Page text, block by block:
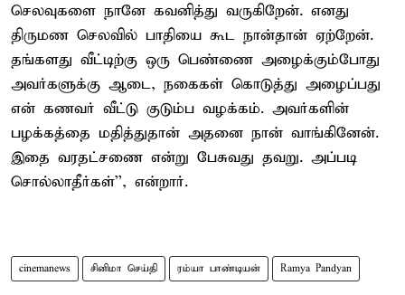
செலவுகளை நானே கவனித்து வருகிறேன். எனது
திருமண செலவில் பாதியை கூட நான்தான் ஏற்றேன்.
தங்களது வீட்டிற்கு ஒரு பெண்ணை அழைக்கும்போது
அவர்களுக்கு ஆடை, நகைகள் கொடுத்து அழைப்பது
என் கணவர் வீட்டு குடும்ப வழக்கம். அவர்களின்
பழக்கத்தை மதித்துதான் அதனை நான் வாங்கினேன்.
இதை வரதட்சணை என்று பேசுவது தவறு. அப்படி
சொல்லாதீர்கள்'', என்றார்.
cinemanews சினிமா செய்தி ரம்யா பாண்டியன் Ramya Pandyan